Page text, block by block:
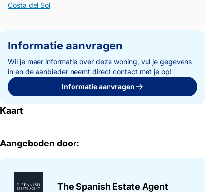
Costa del Sol
Informatie aanvragen
Wil je meer informatie over deze woning, vul je gegevens
in en de aanbieder neemt direct contact met je op!
Informatie aanvragen
Kaart
Aangeboden door:
The Spanish Estate Agent